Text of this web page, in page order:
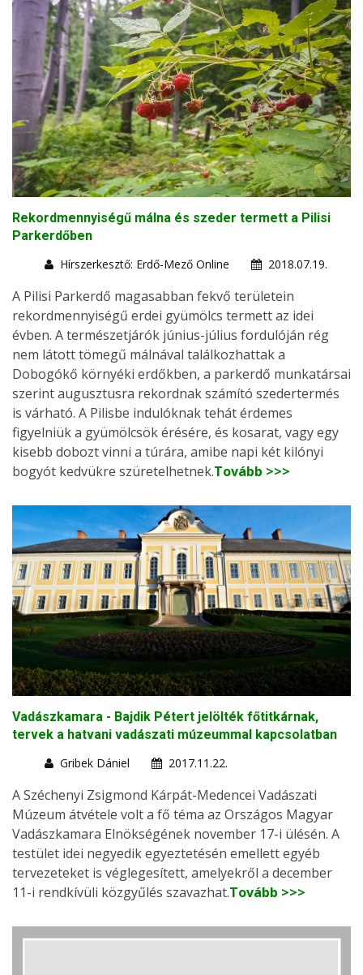
Rekordmennyiségű málna és szeder termett a Pilisi
Parkerdőben
Hírszerkesztő: Erdő-Mező Online
2018.07.19.
A Pilisi Parkerdő magasabban fekvő területein
rekordmennyiségű erdei gyümölcs termett az idei
évben. A természetjárók június-július fordulóján rég
nem látott tömegű málnával találkozhattak a
Dobogókő környéki erdőkben, a parkerdő munkatársai
szerint augusztusra rekordnak számító szedertermés
is várható. A Pilisbe indulóknak tehát érdemes
figyelniük a gyümölcsök érésére, és kosarat, vagy egy
kisebb dobozt vinni a túrára, amibe napi két kilónyi
bogyót kedvükre szüretelhetnek.Tovább >>>
Vadászkamara - Bajdik Pétert jelölték főtitkárnak,
tervek a hatvani vadászati múzeummal kapcsolatban
Gribek Dániel
2017.11.22.
A Széchenyi Zsigmond Kárpát-Medencei Vadászati
Múzeum átvétele volt a fő téma az Országos Magyar
Vadászkamara Elnökségének november 17-i ülésén. A
testület idei negyedik egyeztetésén emellett egyéb
tervezeteket is véglegesített, amelyekről a december
11-i rendkívüli közgyűlés szavazhat.Tovább >>>